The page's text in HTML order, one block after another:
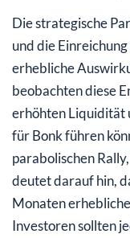
Die strategische
und die
erhebliche
beobachten diese
erhöhten Liquidität
für Bonk führen
parabolischen
deutet darauf hin,
Monaten
Investoren sollten